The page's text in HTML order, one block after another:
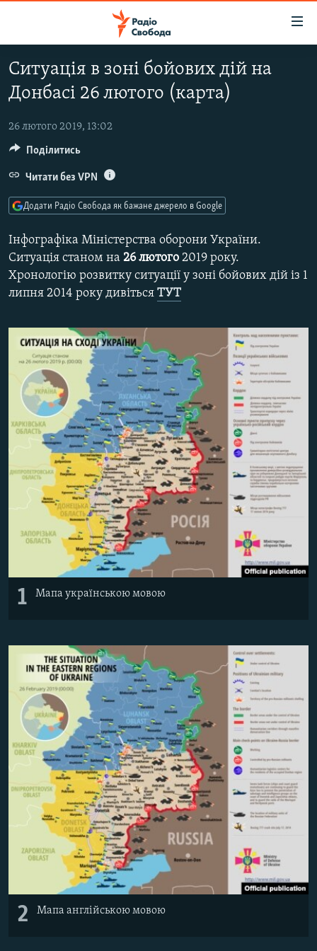
до
основного
Перейти
до
навігації
Перейти
до
пошуку
РАДІО СВОБОДА – 70 РОКІВ
ВСЕ ЗА ДОБУ
СТАТТІ
ПОЛІТИКА
ЕКОНОМІКА
СУСПІЛЬСТВО
СПОРТ
УКРАЇНА
ВІЙНА
РОСІЙСЬКА «ФІЛЬТРАЦІЯ»
ДОНБАС.РЕАЛІЇ
ТИ ЯК?
СХЕМИ
КИТАЙ.ВИКЛИКИ
МУЛЬТИМЕДІА
ФОТО
СПЕЦПРОЄКТИ
ПОДКАСТИ
КРИМ РЕАЛІЇ
ДОЛУЧАЙСЯ!
Усі сайти RFE/RL
Ситуація в зоні бойових дій на
Донбасі 26 лютого (карта)
26 лютого 2019, 13:02
Інфографіка Міністерства оборони України.
Ситуація станом на 26 лютого 2019 року.
Хронологію розвитку ситуації у зоні бойових дій із 1
липня 2014 року дивіться ТУТ
1 Мапа українською мовою
2 Мапа англійською мовою
Поділитись
Читати без VPN
Додати Радіо Свобода як бажане джерело в Google